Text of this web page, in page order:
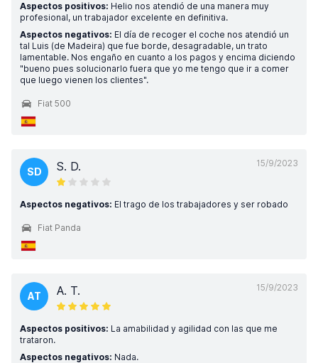
Aspectos positivos: Helio nos atendió de una manera muy
profesional, un trabajador excelente en definitiva.
Aspectos negativos: El día de recoger el coche nos atendió un
tal Luis (de Madeira) que fue borde, desagradable, un trato
lamentable. Nos engaño en cuanto a los pagos y encima diciendo
"bueno pues solucionarlo fuera que yo me tengo que ir a comer
que luego vienen los clientes".
Fiat 500
15/9/2023
SD S. D.
Aspectos negativos: El trago de los trabajadores y ser robado
Fiat Panda
15/9/2023
AT A. T.
Aspectos positivos: La amabilidad y agilidad con las que me
trataron.
Aspectos negativos: Nada.